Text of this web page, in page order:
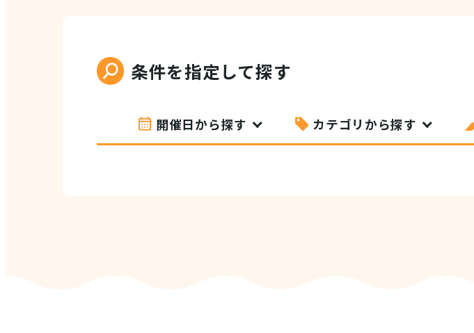
条件を指定して探す
開催日から探す カテゴリから探す